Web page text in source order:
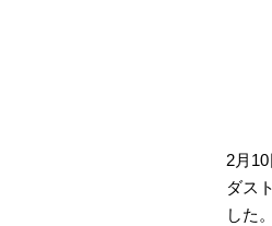
2月
ダス
した。